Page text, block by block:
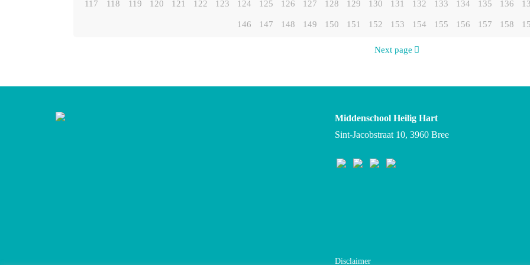
117 118 119 120 121 122 123 124 125 126 127 128 129 130 131 132 133 134 135 136
146 147 148 149 150 151 152 153 154 155 156 157 158
Next page
Middenschool Heilig Hart
Sint-Jacobstraat 10, 3960 Bree
Disclaimer